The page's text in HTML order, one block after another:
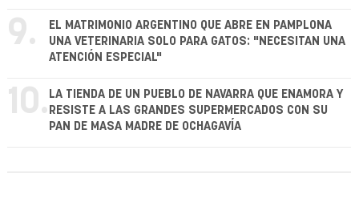
9.
EL MATRIMONIO ARGENTINO QUE ABRE EN PAMPLONA
UNA VETERINARIA SOLO PARA GATOS: "NECESITAN UNA
ATENCIÓN ESPECIAL"
10. LA TIENDA DE UN PUEBLO DE NAVARRA QUE ENAMORA Y
RESISTE A LAS GRANDES SUPERMERCADOS CON SU
PAN DE MASA MADRE DE OCHAGAVÍA